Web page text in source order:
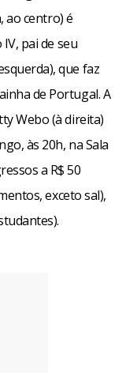
ao centro) é
pai de seu
que faz
de Portugal. A
Webo (à direita)
às 20h, na Sala
a R$ 50
exceto sal),